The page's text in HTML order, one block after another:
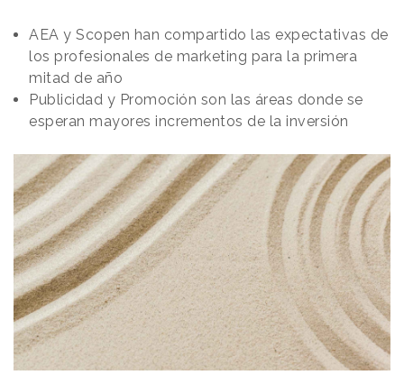
AEA y Scopen han compartido las expectativas de
los profesionales de marketing para la primera
mitad de año
Publicidad y Promoción son las áreas donde se
esperan mayores incrementos de la inversión